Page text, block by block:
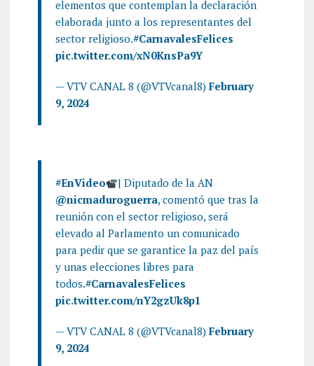
elementos que contemplan la declaración
elaborada junto a los representantes del
sector religioso.#CarnavalesFelices
pic.twitter.com/xN0KnsPa9Y
— VTV CANAL 8 (@VTVcanal8) February
9, 2024
#EnVideo
| Diputado de la AN
@nicmaduroguerra, comentó que tras la
reunión con el sector religioso, será
elevado al Parlamento un comunicado
para pedir que se garantice la paz del país
y unas elecciones libres para
todos.#CarnavalesFelices
pic.twitter.com/nY2gzUk8p1
— VTV CANAL 8 (@VTVcanal8) February
9, 2024